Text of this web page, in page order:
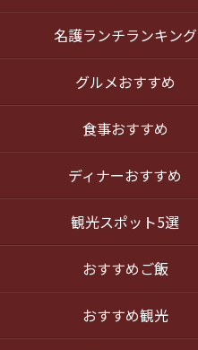
名護ランチランキング
グルメおすすめ
食事おすすめ
ディナーおすすめ
観光スポット5選
おすすめご飯
おすすめ観光